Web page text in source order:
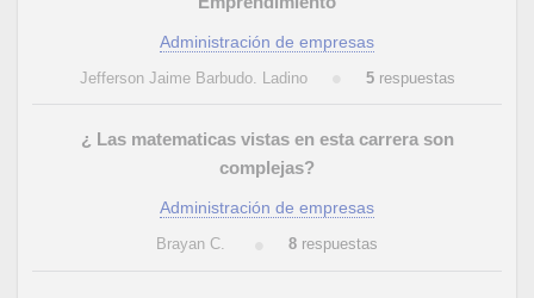
Administración de empresas
Jefferson Jaime Barbudo. Ladino 5respuestas
¿ Las matematicas vistas en esta carrera son
complejas?
Administración de empresas
Brayan C. 8 respuestas